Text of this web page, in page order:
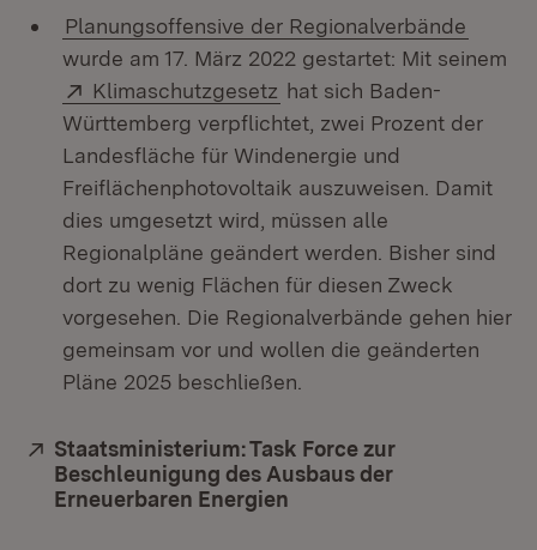
Planungsoffensive der Regionalverbände
wurde am 17. März 2022 gestartet: Mit seinem
Extern:
Klimaschutzgesetz (Öffnet in neuem Fenster)
hat sich Baden-
Württemberg verpflichtet, zwei Prozent der
Landesfläche für Windenergie und
Freiflächenphotovoltaik auszuweisen. Damit
dies umgesetzt wird, müssen alle
Regionalpläne geändert werden. Bisher sind
dort zu wenig Flächen für diesen Zweck
vorgesehen. Die Regionalverbände gehen hier
gemeinsam vor und wollen die geänderten
Pläne 2025 beschließen.
Extern:
Staatsministerium: Task Force zur
Beschleunigung des Ausbaus der
Erneuerbaren Energien